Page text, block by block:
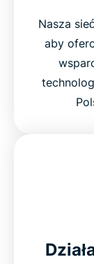
Nasza
aby